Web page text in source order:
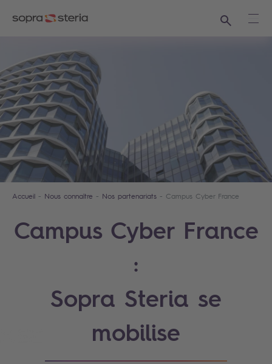
Recherche
Accueil Nous connaître Nos partenariats Campus Cyber France
Campus Cyber France
:
Sopra Steria se
mobilise